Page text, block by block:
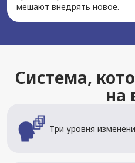
мешают внедрять новое.
Система,
на
Три уровня